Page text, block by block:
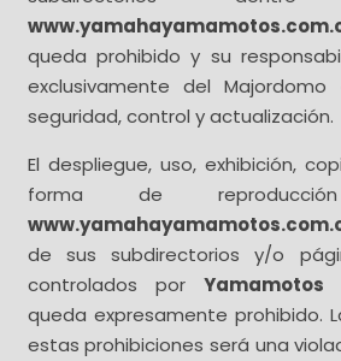
queda prohibido y su
exclusivamente del
seguridad, control y actualización.
El despliegue, uso, exhibición,
forma de
de sus subdirectorios y/o
controlados por Yamamotos
queda expresamente prohibido.
estas prohibiciones será una